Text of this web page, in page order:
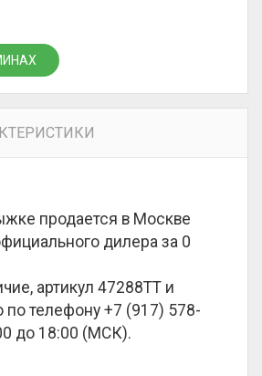
продается в Москве
дилера за 0
артикул 47288TT и
телефону +7 (917) 578-
до 18:00 (МСК).